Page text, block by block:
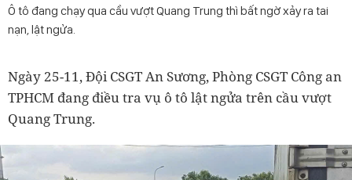
Ô tô đang chạy qua cầu vượt Quang Trung thì bất ngờ xảy ra tai
nạn, lật ngửa.
Ngày 25-11, Đội CSGT An Sương, Phòng CSGT Công an
TPHCM đang điều tra vụ ô tô lật ngửa trên cầu vượt
Quang Trung.